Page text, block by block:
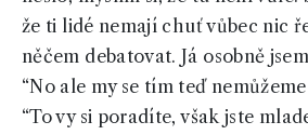
že ti lidé nemají chuť vůbec nic
něčem debatovat. Já osobně
“No ale my se tím teď
“To vy si poradíte, však jste